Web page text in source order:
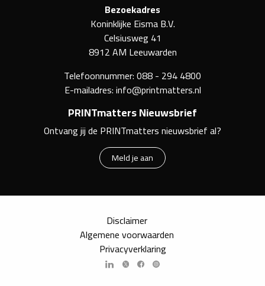
Bezoekadres
Koninklijke Eisma B.V.
Celsiusweg 41
8912 AM Leeuwarden
Telefoonnummer:088 - 294 4800
E-mailadres:info@printmatters.nl
PRINTmatters Nieuwsbrief
Ontvang jij de PRINTmatters nieuwsbrief al?
Meld je aan
Disclaimer
Algemene voorwaarden
Privacyverklaring